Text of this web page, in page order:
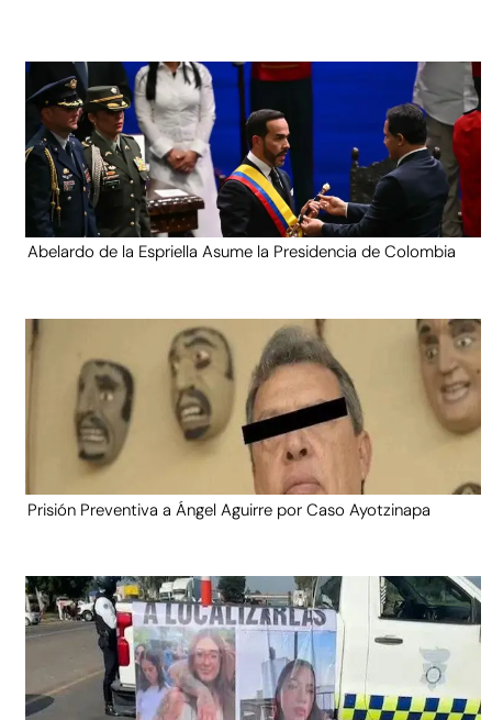
Abelardo de la Espriella Asume la Presidencia de Colombia
Prisión Preventiva a Ángel Aguirre por Caso Ayotzinapa